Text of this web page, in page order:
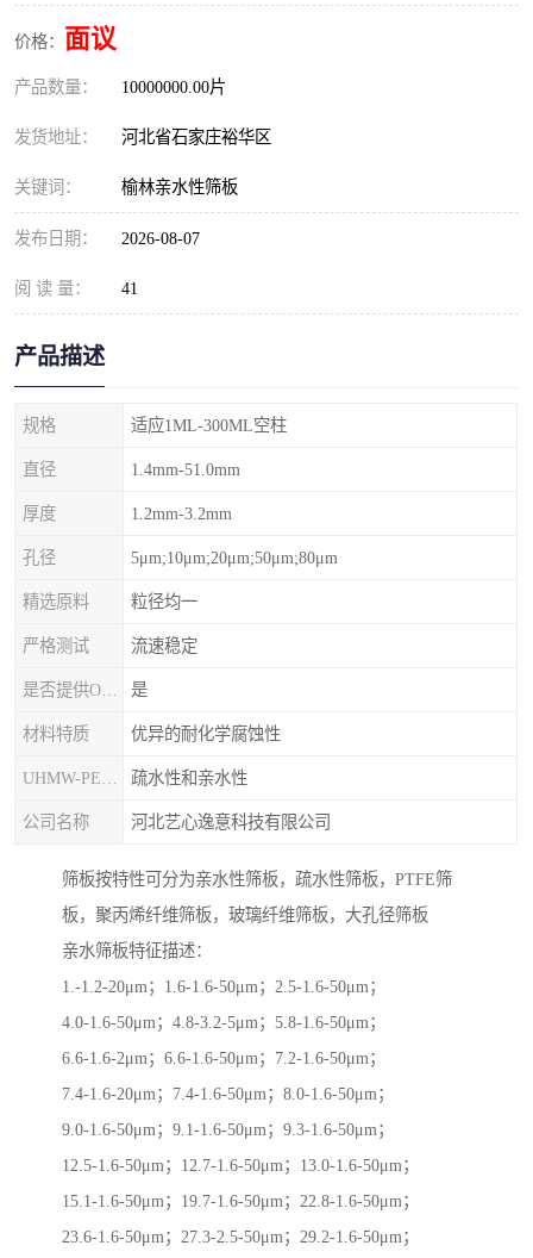
价格： 面议
产品数量： 10000000.00片
发货地址： 河北省石家庄裕华区
关键词： 榆林亲水性筛板
发布日期： 2026-08-07
阅 读 量： 41
产品描述
规格 适应1ML-300ML空柱
直径 1.4mm-51.0mm
厚度 1.2mm-3.2mm
孔径 5μm;10μm;20μm;50μm;80μm
精选原料 粒径均一
严格测试 流速稳定
是
材料特质 优异的耐化学腐蚀性
疏水性和亲水性
公司名称 河北艺心逸意科技有限公司
筛板按特性可分为亲水性筛板，疏水性筛板，PTFE筛
板，聚丙烯纤维筛板，玻璃纤维筛板，大孔径筛板
亲水筛板特征描述：
1.-1.2-20μm；1.6-1.6-50μm；2.5-1.6-50μm；
4.0-1.6-50μm；4.8-3.2-5μm；5.8-1.6-50μm；
6.6-1.6-2μm；6.6-1.6-50μm；7.2-1.6-50μm；
7.4-1.6-20μm；7.4-1.6-50μm；8.0-1.6-50μm；
9.0-1.6-50μm；9.1-1.6-50μm；9.3-1.6-50μm；
12.5-1.6-50μm；12.7-1.6-50μm；13.0-1.6-50μm；
15.1-1.6-50μm；19.7-1.6-50μm；22.8-1.6-50μm；
23.6-1.6-50μm；27.3-2.5-50μm；29.2-1.6-50μm；